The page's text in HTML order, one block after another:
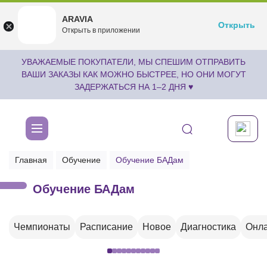
undefined
Бесплатноru.aravia.new
Открыть
УВАЖАЕМЫЕ ПОКУПАТЕЛИ, МЫ СПЕШИМ ОТПРАВИТЬ
ВАШИ ЗАКАЗЫ КАК МОЖНО БЫСТРЕЕ, НО ОНИ МОГУТ
ЗАДЕРЖАТЬСЯ НА 1–2 ДНЯ ♥
Главная Обучение Обучение БАДам
Обучение БАДам
Чемпионаты Расписание Новое Диагностика
ARAVIA
Открыть в приложении
Открыть